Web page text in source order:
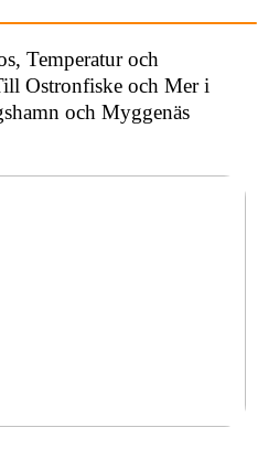
Temperatur och
Ostronfiske och Mer i
och Myggenäs